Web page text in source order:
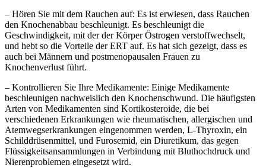
– Hören Sie mit dem Rauchen auf: Es ist erwiesen, dass Rauchen
den Knochenabbau beschleunigt. Es beschleunigt die
Geschwindigkeit, mit der der Körper Östrogen verstoffwechselt,
und hebt so die Vorteile der ERT auf. Es hat sich gezeigt, dass es
auch bei Männern und postmenopausalen Frauen zu
Knochenverlust führt.
– Kontrollieren Sie Ihre Medikamente: Einige Medikamente
beschleunigen nachweislich den Knochenschwund. Die häufigsten
Arten von Medikamenten sind Kortikosteroide, die bei
verschiedenen Erkrankungen wie rheumatischen, allergischen und
Atemwegserkrankungen eingenommen werden, L-Thyroxin, ein
Schilddrüsenmittel, und Furosemid, ein Diuretikum, das gegen
Flüssigkeitsansammlungen in Verbindung mit Bluthochdruck und
Nierenproblemen eingesetzt wird.